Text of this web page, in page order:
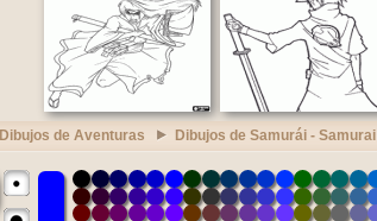
Dibujos de Aventuras Dibujos de Samurái - Samurai